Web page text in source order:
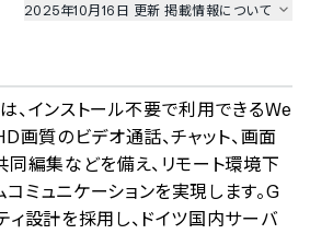
2025年10月16日 更新掲載情報について
のサービスデータを参照しています。
最強ナビ編集部 情報取得元 掲載修正依頼
、インストール不要で利用できるWe
画質のビデオ通話、チャット、画面
同編集などを備え、リモート環境下
ミュニケーションを実現します。G
ィ設計を採用し、ドイツ国内サーバ